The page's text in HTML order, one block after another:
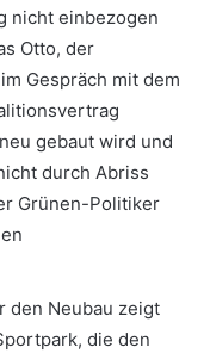
nicht einbezogen
Otto, der
Gespräch mit dem
gebaut wird und
durch Abriss
Grünen-Politiker
den Neubau zeigt
die den